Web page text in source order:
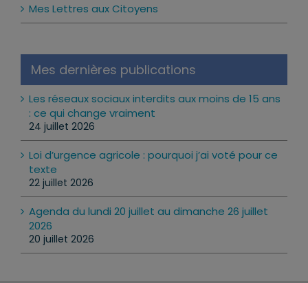
Mes Lettres aux Citoyens
Mes dernières publications
Les réseaux sociaux interdits aux moins de 15 ans
: ce qui change vraiment
24 juillet 2026
Loi d’urgence agricole : pourquoi j’ai voté pour ce
texte
22 juillet 2026
Agenda du lundi 20 juillet au dimanche 26 juillet
2026
20 juillet 2026